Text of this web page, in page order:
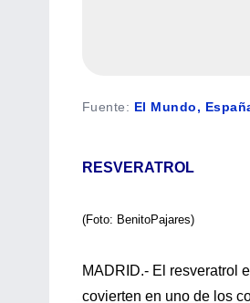
Fuente: El Mundo,
RESVERATROL
(Foto: BenitoPajares)
MADRID.- El resveratrol
covierten en uno de los